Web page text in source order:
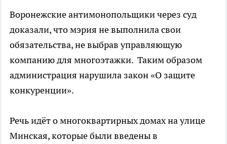
Воронежские антимонопольщики через суд
доказали, что мэрия не выполнила свои
обязательства, не выбрав управляющую
компанию для многоэтажки. Таким образом
администрация нарушила закон «О защите
конкуренции».
Речь идёт о многоквартирных домах на улице
Минская, которые были введены в